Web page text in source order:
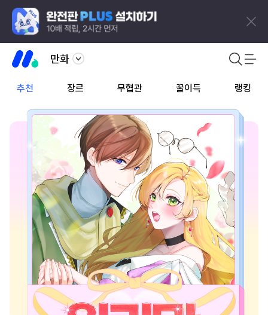
만화
추천 장르 무협관 꿀이득 랭킹